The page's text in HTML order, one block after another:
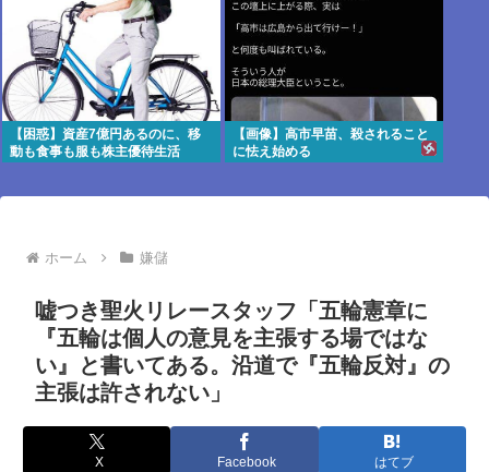
【困惑】資産7億円あるのに、移
動も食事も服も株主優待生活
【画像】高市早苗、殺されること
に怯え始める
ホーム 嫌儲
嘘つき聖火リレースタッフ「五輪憲章に
『五輪は個人の意見を主張する場ではな
い』と書いてある。沿道で『五輪反対』の
主張は許されない」
X Facebook はてブ